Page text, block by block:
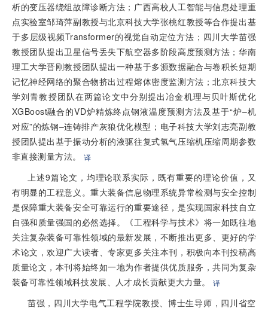
析的变压器绕组故障诊断方法；广西高校人工智能与信息处理重
点实验室邹琦萍副教授与北京科技大学张桃红教授等合作提出基
于多层级视频Transformer的视觉自动定位方法；四川大学苗强
教授团队提出卫星信号丢失下航空器多阶段高度预测方法；华南
理工大学晋刚教授团队提出一种基于多源数据融合与卷积长短期
记忆神经网络的聚合物挤出过程熔体密度监测方法；北京科技大
学刘青教授团队在两篇论文中分别提出冶金机理与贝叶斯优化
XGBoost融合的VD炉精炼终点钢液温度预测方法及基于“炉–机
对应”的炼钢–连铸排产灰狼优化模型；电子科技大学刘志亮副教
授团队提出基于振动分析的液驱往复式氢气压缩机压缩周期参数
非直接测量方法。
译
上述9篇论文，均理论联系实际，既有重要的理论价值，又
有明显的工程意义。重大装备信息物理系统异常检测与安全控制
是保障重大装备安全可靠运行的重要途径，是实现国家科技自立
自强和质量强国的必然选择。《工程科学与技术》将一如既往地
关注复杂装备可靠性领域的最新发展，不断推出更多、更好的学
术论文，欢迎广大读者、专家更多关注本刊，积极向本刊投稿高
质量论文，本刊将始终如一地为作者提供优质服务，共同为复杂
装备可靠性领域科技发展、人才成长贡献更大力量。
译
苗强，四川大学电气工程学院教授、博士生导师，四川省空